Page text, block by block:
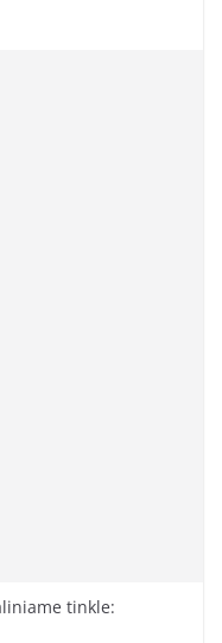
tinkle: